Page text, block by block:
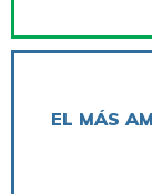
EL MÁS